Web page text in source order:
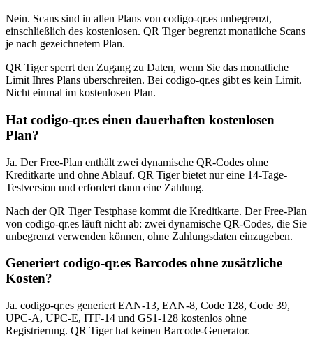
Nein. Scans sind in allen Plans von codigo-qr.es unbegrenzt,
einschließlich des kostenlosen. QR Tiger begrenzt monatliche Scans
je nach gezeichnetem Plan.
QR Tiger sperrt den Zugang zu Daten, wenn Sie das monatliche
Limit Ihres Plans überschreiten. Bei codigo-qr.es gibt es kein Limit.
Nicht einmal im kostenlosen Plan.
Hat codigo-qr.es einen dauerhaften kostenlosen
Plan?
Ja. Der Free-Plan enthält zwei dynamische QR-Codes ohne
Kreditkarte und ohne Ablauf. QR Tiger bietet nur eine 14-Tage-
Testversion und erfordert dann eine Zahlung.
Nach der QR Tiger Testphase kommt die Kreditkarte. Der Free-Plan
von codigo-qr.es läuft nicht ab: zwei dynamische QR-Codes, die Sie
unbegrenzt verwenden können, ohne Zahlungsdaten einzugeben.
Generiert codigo-qr.es Barcodes ohne zusätzliche
Kosten?
Ja. codigo-qr.es generiert EAN-13, EAN-8, Code 128, Code 39,
UPC-A, UPC-E, ITF-14 und GS1-128 kostenlos ohne
Registrierung. QR Tiger hat keinen Barcode-Generator.